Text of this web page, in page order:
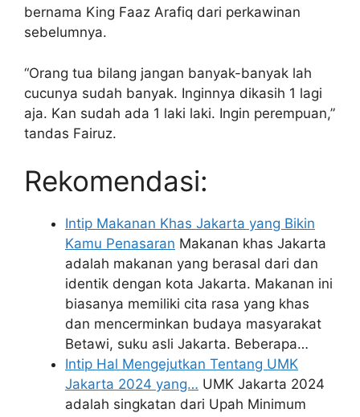
bernama King Faaz Arafiq dari perkawinan
sebelumnya.
“Orang tua bilang jangan banyak-banyak lah
cucunya sudah banyak. Inginnya dikasih 1 lagi
aja. Kan sudah ada 1 laki laki. Ingin perempuan,”
tandas Fairuz.
Rekomendasi:
Intip Makanan Khas Jakarta yang Bikin
Kamu Penasaran Makanan khas Jakarta
adalah makanan yang berasal dari dan
identik dengan kota Jakarta. Makanan ini
biasanya memiliki cita rasa yang khas
dan mencerminkan budaya masyarakat
Betawi, suku asli Jakarta. Beberapa…
Intip Hal Mengejutkan Tentang UMK
Jakarta 2024 yang… UMK Jakarta 2024
adalah singkatan dari Upah Minimum